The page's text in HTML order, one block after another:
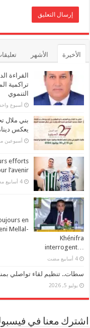
الأخيرة الأشهر
القراءة
تراكمية
التنموي
‏أسبوع
بني ملال
يعكس
‏أسبوعين
efforts
l’avenir
‏4 أسابيع مضت
en
Mellal-
Khénifra
…interrogent
‏4 أسابيع مضت
سطات.. تنظيم لقاء تواصلي
يوليو 5, 2026
اشترك معنا في